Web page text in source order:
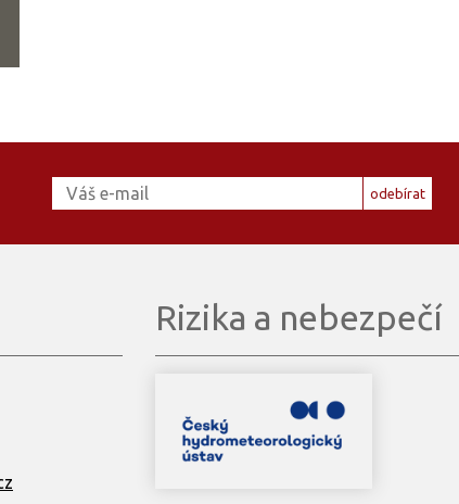
odebírat
Rizika a nebezpečí